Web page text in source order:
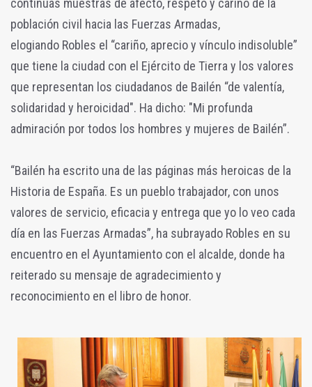
población civil hacia las Fuerzas Armadas,
elogiando Robles el “cariño, aprecio y vínculo indisoluble”
que tiene la ciudad con el Ejército de Tierra y los valores
que representan los ciudadanos de Bailén “de valentía,
solidaridad y heroicidad". Ha dicho: "Mi profunda
admiración por todos los hombres y mujeres de Bailén”.
“Bailén ha escrito una de las páginas más heroicas de la
Historia de España. Es un pueblo trabajador, con unos
valores de servicio, eficacia y entrega que yo lo veo cada
día en las Fuerzas Armadas”, ha subrayado Robles en su
encuentro en el Ayuntamiento con el alcalde, donde ha
reiterado su mensaje de agradecimiento y
reconocimiento en el libro de honor.